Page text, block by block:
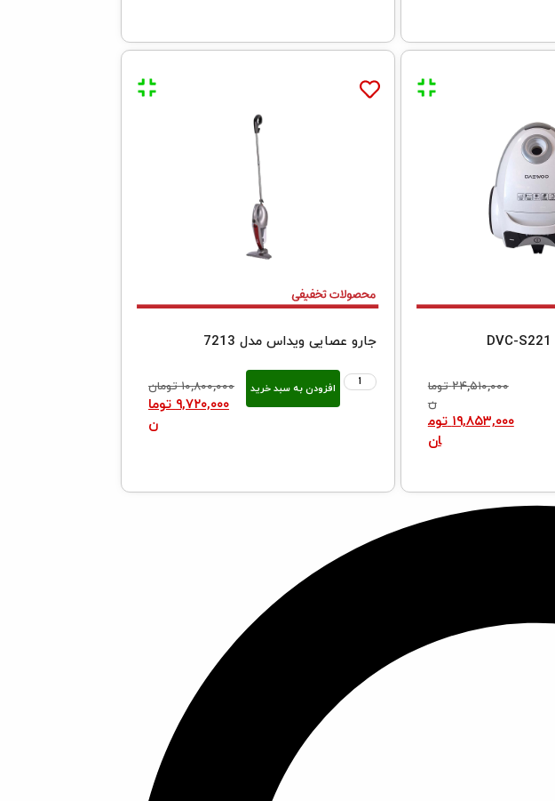
۲۴,۵۱۰,۰۰۰ توما
ن
۱۹,۸۵۳,۰۰۰ توم
ان
جارو عصایی ویداس مدل 7213
افزودن به سبد خرید ۱۰,۸۰۰,۰۰۰ تومان
۹,۷۲۰,۰۰۰ توما
ن